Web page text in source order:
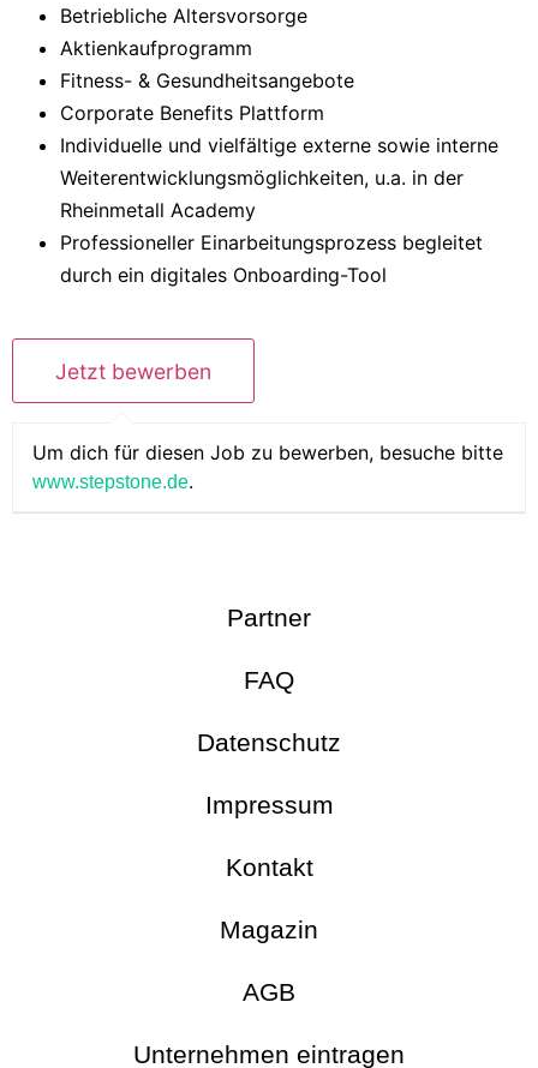
Betriebliche Altersvorsorge
Aktienkaufprogramm
Fitness- & Gesundheitsangebote
Corporate Benefits Plattform
Individuelle und vielfältige externe sowie interne
Weiterentwicklungsmöglichkeiten, u.a. in der
Rheinmetall Academy
Professioneller Einarbeitungsprozess begleitet
durch ein digitales Onboarding-Tool
Um dich für diesen Job zu bewerben, besuche bitte
www.stepstone.de.
Partner
FAQ
Datenschutz
Impressum
Kontakt
Magazin
AGB
Unternehmen eintragen